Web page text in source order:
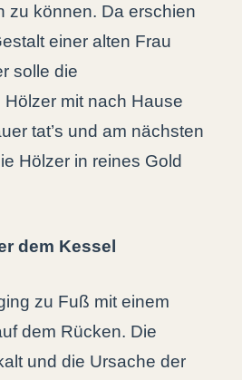
zu können. Da erschien
einer alten Frau
solle die
Hölzer mit nach Hause
tat’s und am nächsten
Hölzer in reines Gold
dem Kessel
zu Fuß mit einem
dem Rücken. Die
und die Ursache der